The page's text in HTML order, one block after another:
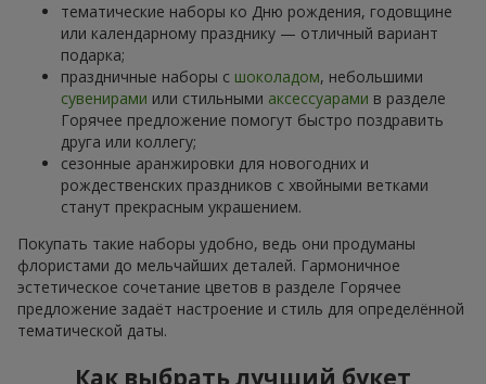
тематические наборы ко Дню рождения, годовщине
или календарному празднику — отличный вариант
подарка;
праздничные наборы с шоколадом, небольшими
сувенирами или стильными аксессуарами в разделе
Горячее предложение помогут быстро поздравить
друга или коллегу;
сезонные аранжировки для новогодних и
рождественских праздников с хвойными ветками
станут прекрасным украшением.
Покупать такие наборы удобно, ведь они продуманы
флористами до мельчайших деталей. Гармоничное
эстетическое сочетание цветов в разделе Горячее
предложение задаёт настроение и стиль для определённой
тематической даты.
Как выбрать лучший букет